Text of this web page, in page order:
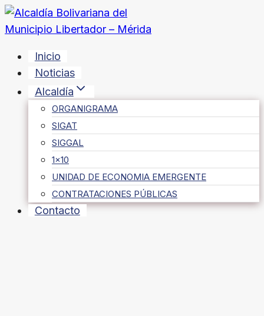
Saltar
al
Inicio
Noticias
Alcaldía
ORGANIGRAMA
SIGAT
SIGGAL
1×10
UNIDAD DE ECONOMIA EMERGENTE
CONTRATACIONES PÚBLICAS
Contacto